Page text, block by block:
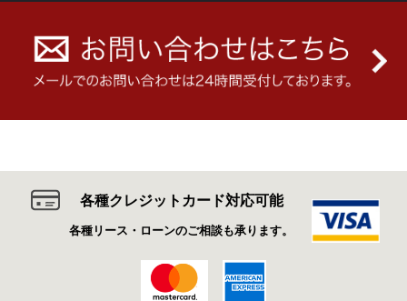
各種クレジットカード対応可能
各種リース・ローンのご相談も承ります。